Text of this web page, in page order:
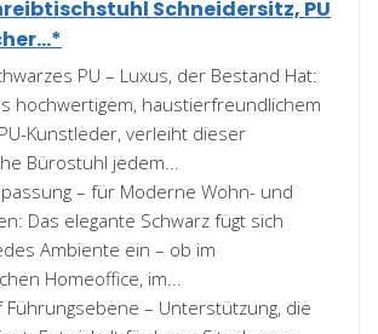
Schneidersitz, PU
PU – Luxus, der Bestand Hat:
hochwertigem, haustierfreundlichem
Kunstleder, verleiht dieser
Bürostuhl jedem...
– für Moderne Wohn- und
Das elegante Schwarz fügt sich
Ambiente ein – ob im
Homeoffice, im...
Führungsebene – Unterstützung, die